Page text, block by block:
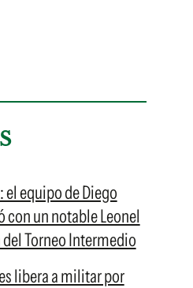
el equipo de Diego
con un notable Leonel
Torneo Intermedio
libera a militar por